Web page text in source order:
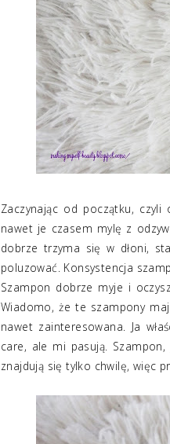
Zaczynając od początku, czyli
nawet je czasem mylę z
dobrze trzyma się w dłoni,
poluzować. Konsystencja
Szampon dobrze myje i
Wiadomo, że te szampony
nawet zainteresowana. Ja
care, ale mi pasują.
znajdują się tylko chwilę, więc